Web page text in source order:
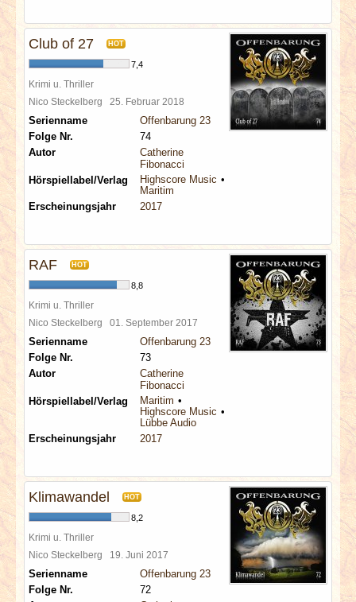
Club of 27 HOT
7,4
Krimi u. Thriller
Nico Steckelberg 25. Februar 2018
Serienname
Offenbarung 23
Folge Nr.
74
Autor
Catherine
Fibonacci
Hörspiellabel/Verlag
Highscore Music
Maritim
Erscheinungsjahr
2017
RAF HOT
8,8
Krimi u. Thriller
Nico Steckelberg 01. September 2017
Serienname
Offenbarung 23
Folge Nr.
73
Autor
Catherine
Fibonacci
Hörspiellabel/Verlag
Maritim
Highscore Music
Lübbe Audio
Erscheinungsjahr
2017
Klimawandel HOT
8,2
Krimi u. Thriller
Nico Steckelberg 19. Juni 2017
Serienname
Offenbarung 23
Folge Nr.
72